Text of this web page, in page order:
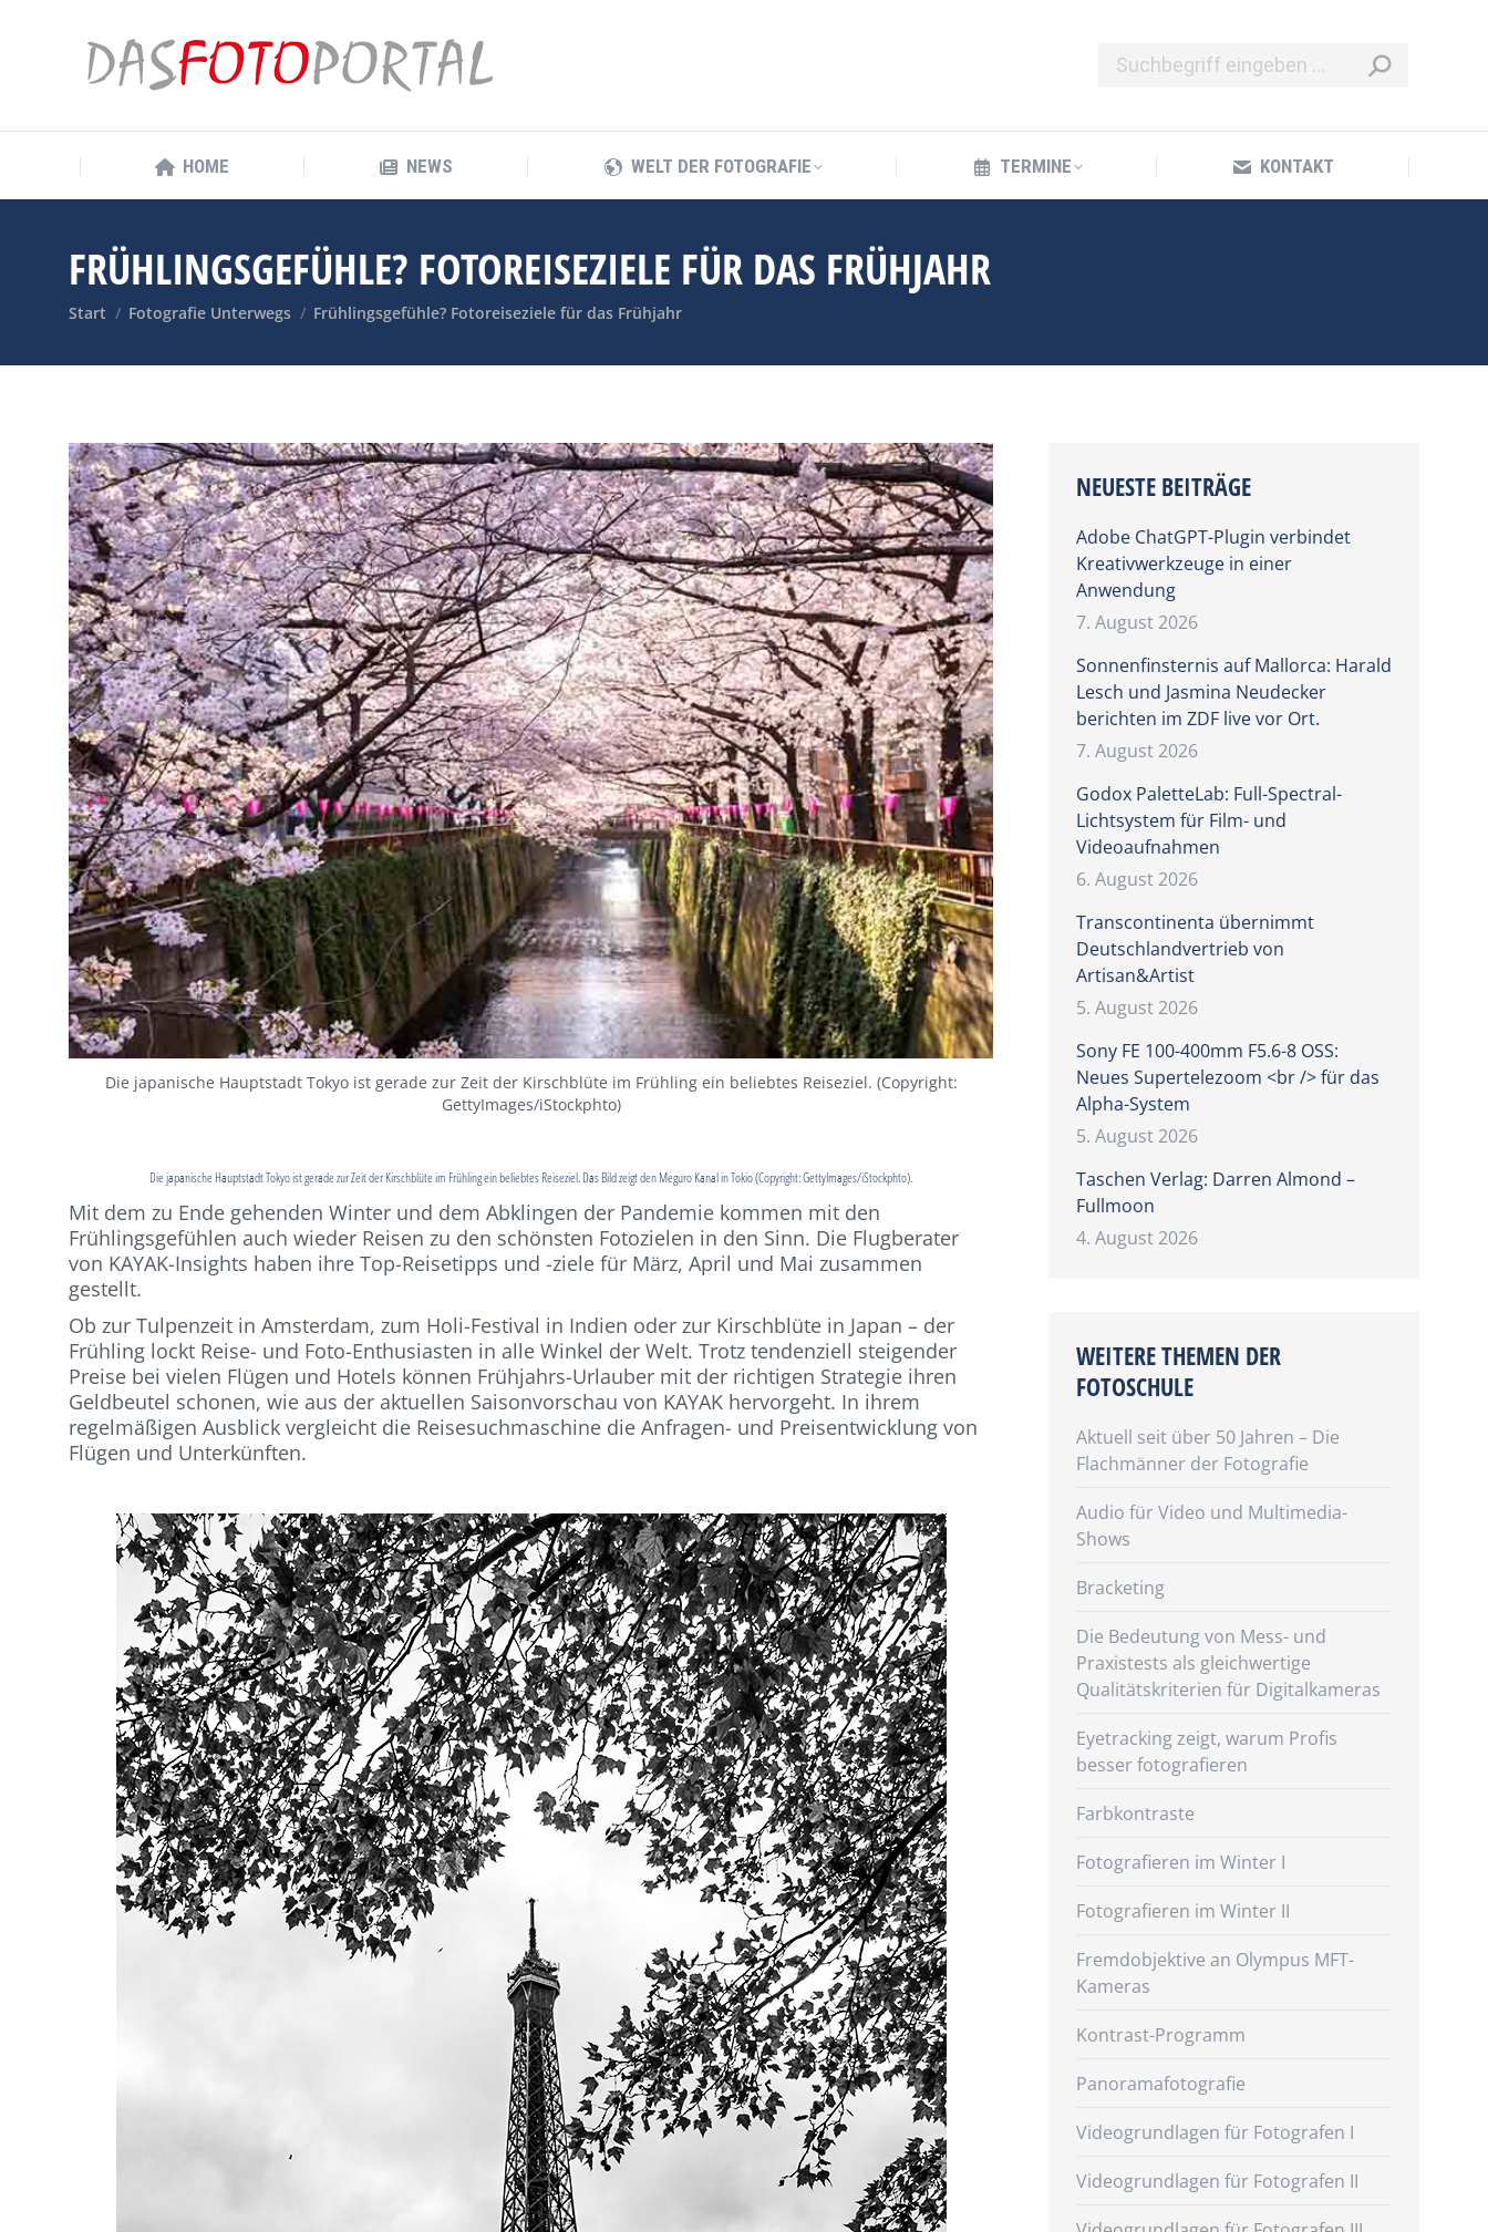
HOME NEWS WELT DER FOTOGRAFIE TERMINE KONTAKT
FRÜHLINGSGEFÜHLE? FOTOREISEZIELE FÜR DAS FRÜHJAHR
Sie befinden sich hier:
Start Fotografie Unterwegs Frühlingsgefühle? Fotoreiseziele für das Frühjahr
Die japanische Hauptstadt Tokyo ist gerade zur Zeit der Kirschblüte im Frühling ein beliebtes Reiseziel. (Copyright:
GettyImages/iStockphto)
Die japanische Hauptstadt Tokyo ist gerade zur Zeit der Kirschblüte im Frühling ein beliebtes Reiseziel. Das Bild zeigt den Meguro Kanal in Tokio (Copyright: GettyImages/iStockphto).
Mit dem zu Ende gehenden Winter und dem Abklingen der Pandemie kommen mit den
Frühlingsgefühlen auch wieder Reisen zu den schönsten Fotozielen in den Sinn. Die Flugberater
von KAYAK-Insights haben ihre Top-Reisetipps und -ziele für März, April und Mai zusammen
gestellt.
Ob zur Tulpenzeit in Amsterdam, zum Holi-Festival in Indien oder zur Kirschblüte in Japan – der
Frühling lockt Reise- und Foto-Enthusiasten in alle Winkel der Welt. Trotz tendenziell steigender
Preise bei vielen Flügen und Hotels können Frühjahrs-Urlauber mit der richtigen Strategie ihren
Geldbeutel schonen, wie aus der aktuellen Saisonvorschau von KAYAK hervorgeht. In ihrem
regelmäßigen Ausblick vergleicht die Reisesuchmaschine die Anfragen- und Preisentwicklung von
Flügen und Unterkünften.
NEUESTE BEITRÄGE
Adobe ChatGPT-Plugin verbindet
Kreativwerkzeuge in einer
Anwendung
7. August 2026
Sonnenfinsternis auf Mallorca: Harald
Lesch und Jasmina Neudecker
berichten im ZDF live vor Ort.
7. August 2026
Godox PaletteLab: Full-Spectral-
Lichtsystem für Film- und
Videoaufnahmen
6. August 2026
Transcontinenta übernimmt
Deutschlandvertrieb von
Artisan&Artist
5. August 2026
Sony FE 100-400mm F5.6-8 OSS:
Neues Supertelezoom <br /> für das
Alpha-System
5. August 2026
Taschen Verlag: Darren Almond –
Fullmoon
4. August 2026
WEITERE THEMEN DER
FOTOSCHULE
Aktuell seit über 50 Jahren – Die
Flachmänner der Fotografie
Audio für Video und Multimedia-
Shows
Bracketing
Die Bedeutung von Mess- und
Praxistests als gleichwertige
Qualitätskriterien für Digitalkameras
Eyetracking zeigt, warum Profis
besser fotografieren
Farbkontraste
Fotografieren im Winter I
Fotografieren im Winter II
Fremdobjektive an Olympus MFT-
Kameras
Kontrast-Programm
Panoramafotografie
Videogrundlagen für Fotografen I
Videogrundlagen für Fotografen II
HOME NEWS